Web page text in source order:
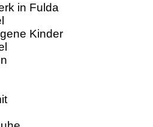
in Fulda
Kinder